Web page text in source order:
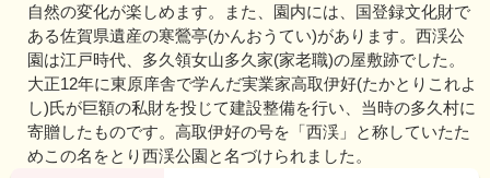
自然の変化が楽しめます。また、園内には、国登録文化財で
ある佐賀県遺産の寒鶯亭(かんおうてい)があります。西渓公
園は江戸時代、多久領女山多久家(家老職)の屋敷跡でした。
大正12年に東原庠舎で学んだ実業家高取伊好(たかとりこれよ
し)氏が巨額の私財を投じて建設整備を行い、当時の多久村に
寄贈したものです。高取伊好の号を「西渓」と称していたた
めこの名をとり西渓公園と名づけられました。